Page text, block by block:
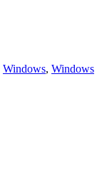
Windows, Windows